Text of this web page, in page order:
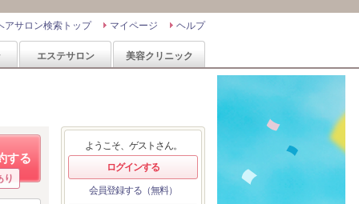
ヘルプ
マイページ
アサロン検索トップ
エステサロン 美容クリニック
する
り
ようこそ、ゲストさん。
ログインする
会員登録する（無料）